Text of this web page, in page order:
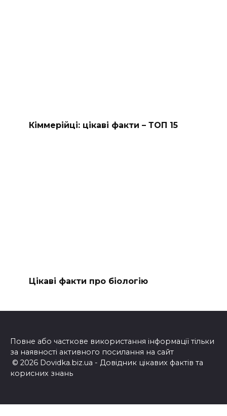
Кіммерійці: цікаві факти – ТОП 15
Цікаві факти про біологію
Повне або часткове використання інформації тільки
за наявності активного посилання на сайт
© 2026 Dovidka.biz.ua - Довідник цікавих фактів та
корисних знань